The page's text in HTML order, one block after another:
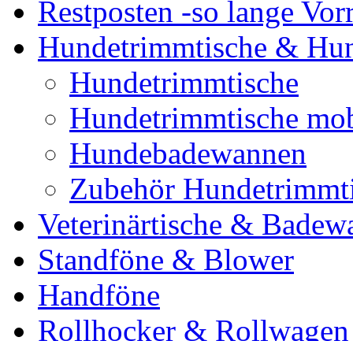
Restposten -so lange
Hundetrimmtische &
Hundetrimmtische
Hundetrimmtische
Hundebadewannen
Zubehör
Veterinärtische &
Standföne & Blower
Handföne
Rollhocker & Rollwagen